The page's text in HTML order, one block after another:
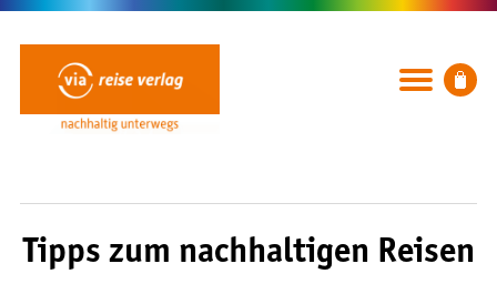
Tipps zum nachhaltigen Reisen